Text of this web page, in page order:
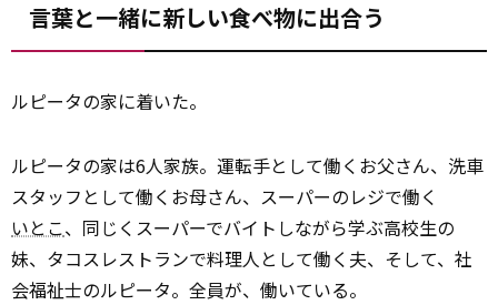
言葉と一緒に新しい食べ物に出合う
ルピータの家に着いた。
ルピータの家は6人家族。運転手として働くお父さん、洗車
スタッフとして働くお母さん、スーパーのレジで働く
いとこ、同じくスーパーでバイトしながら学ぶ高校生の
妹、タコスレストランで料理人として働く夫、そして、社
会福祉士のルピータ。全員が、働いている。